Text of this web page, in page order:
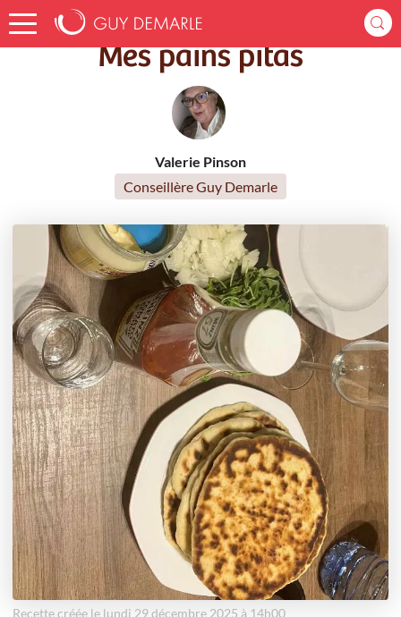
Accueil Recettes Mes pains pitas
Mes pains pitas
Valerie Pinson
Conseillère Guy Demarle
Recette créée le lundi 29 décembre 2025 à 14h00